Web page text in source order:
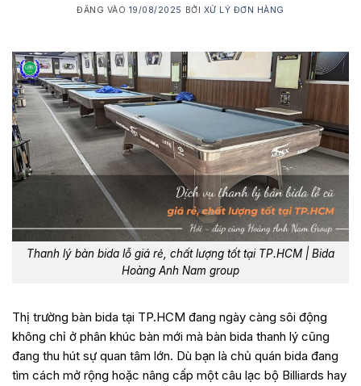
ĐĂNG VÀO 19/08/2025 BỞI XỬ LÝ ĐƠN HÀNG
Thanh lý bàn bida lỗ giá rẻ, chất lượng tốt tại TP.HCM | Bida
Hoàng Anh Nam group
Thị trường bàn bida tại TP.HCM đang ngày càng sôi động
không chỉ ở phân khúc bàn mới mà bàn bida thanh lý cũng
đang thu hút sự quan tâm lớn. Dù bạn là chủ quán bida đang
tìm cách mở rộng hoặc nâng cấp một câu lạc bộ Billiards hay